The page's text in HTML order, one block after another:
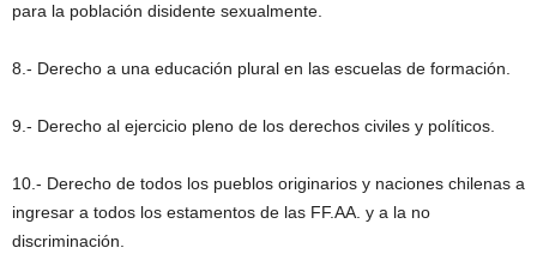
para la población disidente sexualmente.
8.- Derecho a una educación plural en las escuelas de formación.
9.- Derecho al ejercicio pleno de los derechos civiles y políticos.
10.- Derecho de todos los pueblos originarios y naciones chilenas a
ingresar a todos los estamentos de las FF.AA. y a la no
discriminación.